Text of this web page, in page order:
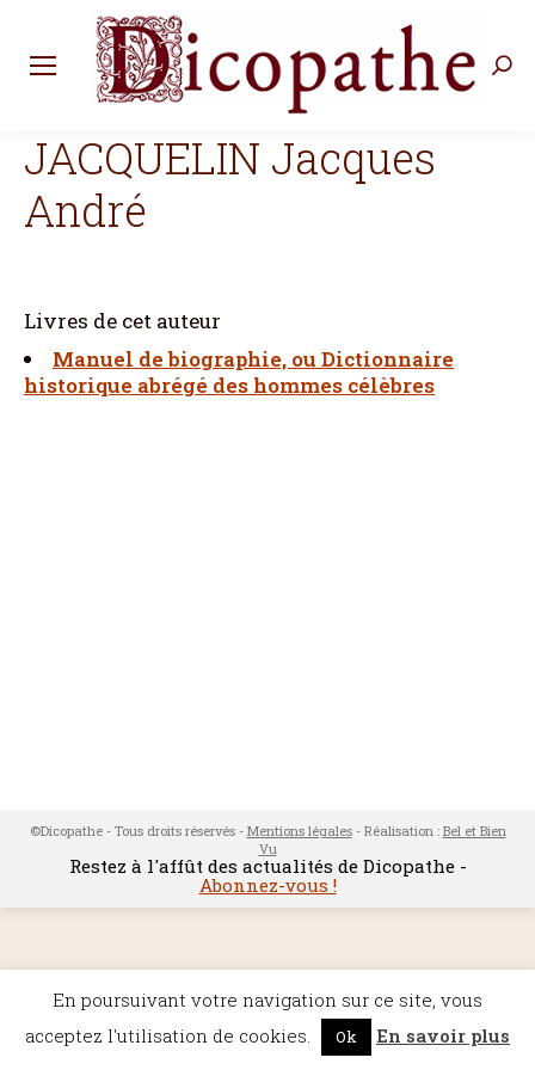
JACQUELIN Jacques
André
Livres de cet auteur
Manuel de biographie, ou Dictionnaire
historique abrégé des hommes célèbres
©Dicopathe - Tous droits réservés - Mentions légales- Réalisation : Bel et Bien
Vu
Restez à l'affût des actualités de Dicopathe -
Abonnez-vous !
En poursuivant votre navigation sur ce site, vous
acceptez l'utilisation de cookies.
Ok En savoir plus